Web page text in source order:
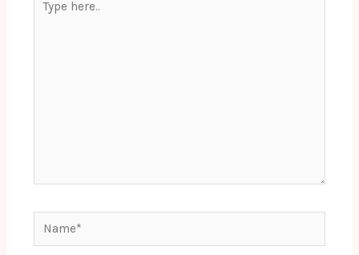
here..
Name*